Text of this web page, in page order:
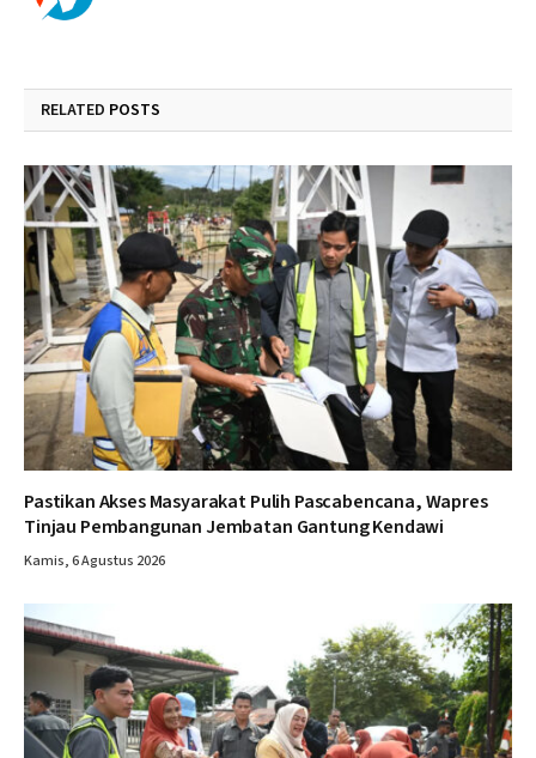
RELATED POSTS
Pastikan Akses Masyarakat Pulih Pascabencana, Wapres
Tinjau Pembangunan Jembatan Gantung Kendawi
Kamis, 6 Agustus 2026